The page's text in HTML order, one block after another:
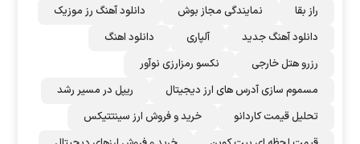
راز بقا
نمایندگی مجاز بوش
دانلود آهنگ رز‌ موزیک
دانلود آهنگ جدید
آلپاری
دانلود اهنگ
رزرو هتل خارجی
نکسو رمزارزی نوآور
مسموم سازی آدرس های ارز دیجیتال
ریپل در مسیر رشد
تحلیل قیمت کاردانو
خرید و فروش ارز سینتتیکس